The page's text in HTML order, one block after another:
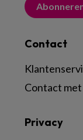
Contact
Contact
Privacy